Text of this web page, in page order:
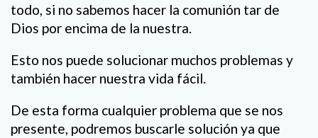
todo, si no sabemos hacer la comunión tar de
Dios por encima de la nuestra.
Esto nos puede solucionar muchos problemas y
también hacer nuestra vida fácil.
De esta forma cualquier problema que se nos
presente, podremos buscarle solución ya que